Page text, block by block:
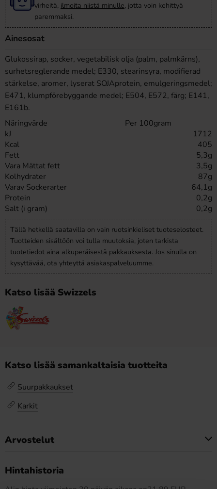
virheitä, ilmoita niistä minulle, jotta voin kehittyä
paremmaksi.
Ainesosat
Glukossirap, socker, vegetabilisk olja (palm, palmkärns),
surhetsreglerande medel; E330, stearinsyra, modifierad
stärkelse, aromer, lyserat SOJAprotein, emulgeringsmedel;
E471, klumpförebyggande medel; E504, E572, färg; E141,
E161b.
Näringvärde
Per 100gram
kJ
1712
Kcal
405
Fett
5,3g
Vara Mättat fett
3,5g
Kolhydrater
87g
Varav Sockerarter
64,1g
Protein
0,2g
Salt (i gram)
0,2g
Tällä hetkellä saatavilla on vain ruotsinkieliset tuoteselosteet.
Tuotteiden sisältöön voi tulla muutoksia, joten tarkista
tuotetiedot aina alkuperäisestä pakkauksesta. Jos sinulla on
kysyttävää, ota yhteyttä asiakaspalveluumme.
Katso lisää Swizzels
Katso lisää samankaltaisia tuotteita
Suurpakkaukset
Karkit
Arvostelut
Hintahistoria